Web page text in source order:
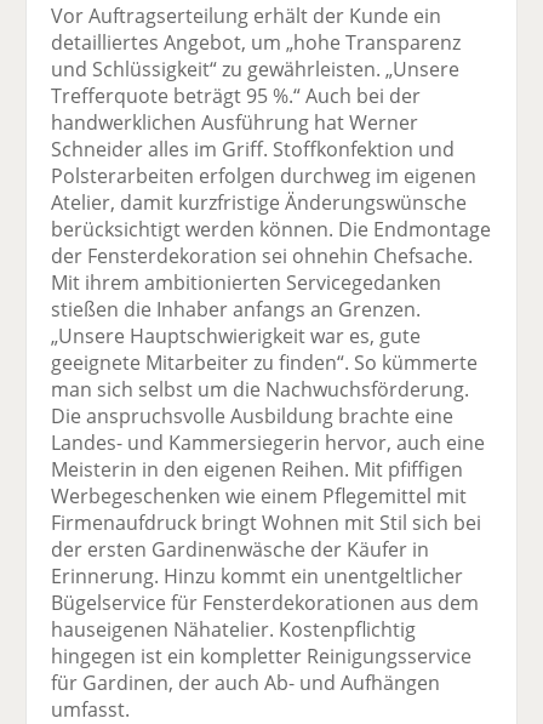
Vor Auftragserteilung erhält der Kunde ein
detailliertes Angebot, um „hohe Transparenz
und Schlüssigkeit“ zu gewährleisten. „Unsere
Trefferquote beträgt 95 %.“ Auch bei der
handwerklichen Ausführung hat Werner
Schneider alles im Griff. Stoffkonfektion und
Polsterarbeiten erfolgen durchweg im eigenen
Atelier, damit kurzfristige Änderungswünsche
berücksichtigt werden können. Die Endmontage
der Fensterdekoration sei ohnehin Chefsache.
Mit ihrem ambitionierten Servicegedanken
stießen die Inhaber anfangs an Grenzen.
„Unsere Hauptschwierigkeit war es, gute
geeignete Mitarbeiter zu finden“. So kümmerte
man sich selbst um die Nachwuchsförderung.
Die anspruchsvolle Ausbildung brachte eine
Landes- und Kammersiegerin hervor, auch eine
Meisterin in den eigenen Reihen. Mit pfiffigen
Werbegeschenken wie einem Pflegemittel mit
Firmenaufdruck bringt Wohnen mit Stil sich bei
der ersten Gardinenwäsche der Käufer in
Erinnerung. Hinzu kommt ein unentgeltlicher
Bügelservice für Fensterdekorationen aus dem
hauseigenen Nähatelier. Kostenpflichtig
hingegen ist ein kompletter Reinigungsservice
für Gardinen, der auch Ab- und Aufhängen
umfasst.